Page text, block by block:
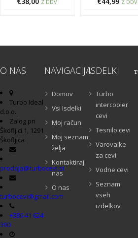
Z DDV Z DDV
O NAS
Turbo Ideal
d.o.o.
Zalog pri
Škofljici 1, 1291
Škofljica
prodaja@turbocevi.si
turbocevi@gmail.com
+386 41 624
390
NAVIGACIJA
Domov
Vsi Isdelki
Moj račun
Moj seznam
želja
Kontaktiraj
nas
O nas
ISDELKI
Turbo
intercooler
cevi
Tesnilo cevi
Varovalke
za cevi
Vodne cevi
Seznam
vseh
izdelkov